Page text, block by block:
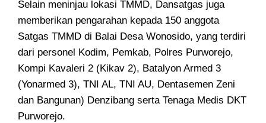
Selain meninjau lokasi TMMD, Dansatgas juga
memberikan pengarahan kepada 150 anggota
Satgas TMMD di Balai Desa Wonosido, yang terdiri
dari personel Kodim, Pemkab, Polres Purworejo,
Kompi Kavaleri 2 (Kikav 2), Batalyon Armed 3
(Yonarmed 3), TNI AL, TNI AU, Dentasemen Zeni
dan Bangunan) Denzibang serta Tenaga Medis DKT
Purworejo.